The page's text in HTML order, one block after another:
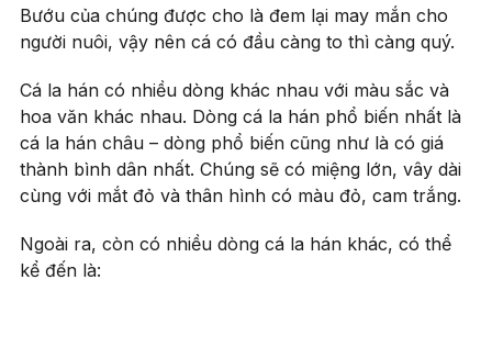
Bướu của chúng được cho là đem lại may mắn cho
người nuôi, vậy nên cá có đầu càng to thì càng quý.
Cá la hán có nhiều dòng khác nhau với màu sắc và
hoa văn khác nhau. Dòng cá la hán phổ biến nhất là
cá la hán châu – dòng phổ biến cũng như là có giá
thành bình dân nhất. Chúng sẽ có miệng lớn, vây dài
cùng với mắt đỏ và thân hình có màu đỏ, cam trắng.
Ngoài ra, còn có nhiều dòng cá la hán khác, có thể
kể đến là: